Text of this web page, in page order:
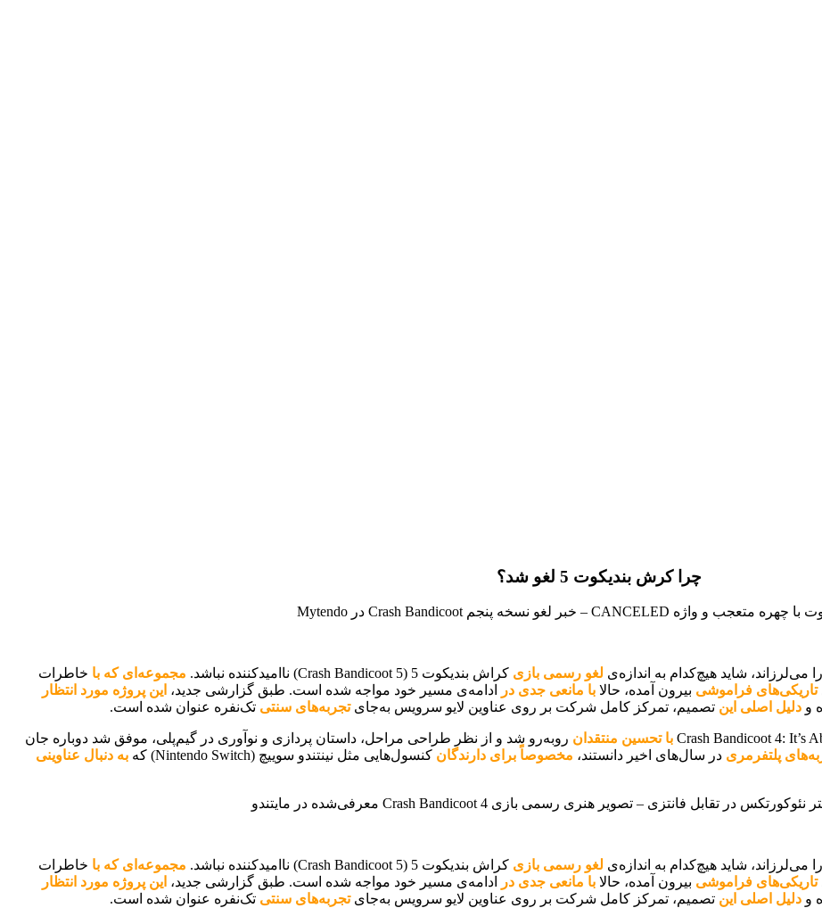
چرا کرش بندیکوت 5 لغو شد؟
می‌لرزاند، شاید هیچ‌کدام به اندازه‌ی لغو رسمی بازی کراش بندیکوت 5 (Crash Bandicoot 5) ناامیدکننده نباشد. مجموعه‌ای که با خاطرات
تاریکی‌های فراموشی بیرون آمده، حالا با مانعی جدی در ادامه‌ی مسیر خود مواجه شده است. طبق گزارشی جدید، این پروژه مورد انتظار
دلیل اصلی این تصمیم، تمرکز کامل شرکت بر روی عناوین لایو سرویس به‌جایتجربه‌های سنتی تک‌نفره عنوان شده است.
با تحسین منتقدان روبه‌رو شد و از نظر طراحی مراحل، داستان ‌پردازی و نوآوری در گیم‌پلی، موفق شد دوباره جان
پلتفرمری در سال‌های اخیر دانستند، مخصوصاً برای دارندگان کنسول‌هایی مثل نینتندو سوییچ (Nintendo Switch) که
به دنبال عناوینی
می‌لرزاند، شاید هیچ‌کدام به اندازه‌ی لغو رسمی بازی کراش بندیکوت 5 (Crash Bandicoot 5) ناامیدکننده نباشد. مجموعه‌ای که با خاطرات
تاریکی‌های فراموشی بیرون آمده، حالا با مانعی جدی در ادامه‌ی مسیر خود مواجه شده است. طبق گزارشی جدید، این پروژه مورد انتظار
دلیل اصلی این تصمیم، تمرکز کامل شرکت بر روی عناوین لایو سرویس به‌جایتجربه‌های سنتی تک‌نفره عنوان شده است.